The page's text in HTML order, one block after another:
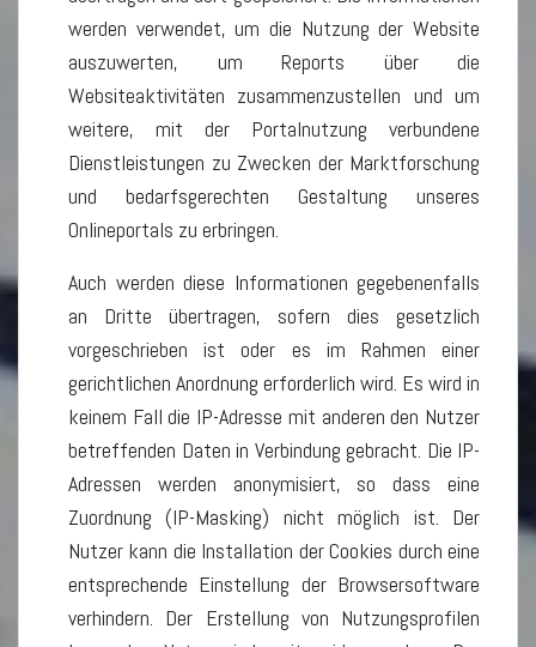
werden verwendet, um die Nutzung der Website
auszuwerten, um Reports über die
Websiteaktivitäten zusammenzustellen und um
weitere, mit der Portalnutzung verbundene
Dienstleistungen zu Zwecken der Marktforschung
und bedarfsgerechten Gestaltung unseres
Onlineportals zu erbringen.
Auch werden diese Informationen gegebenenfalls
an Dritte übertragen, sofern dies gesetzlich
vorgeschrieben ist oder es im Rahmen einer
gerichtlichen Anordnung erforderlich wird. Es wird in
keinem Fall die IP-Adresse mit anderen den Nutzer
betreffenden Daten in Verbindung gebracht. Die IP-
Adressen werden anonymisiert, so dass eine
Zuordnung (IP-Masking) nicht möglich ist. Der
Nutzer kann die Installation der Cookies durch eine
entsprechende Einstellung der Browsersoftware
verhindern. Der Erstellung von Nutzungsprofilen